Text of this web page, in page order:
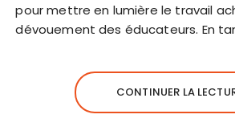
pour mettre en lumière le travail
dévouement des éducateurs. En
CONTINUER LA